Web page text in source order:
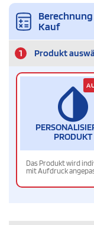
Kauf
1 Produkt
PRODUKT
Das Produkt wird
mit Aufdruck